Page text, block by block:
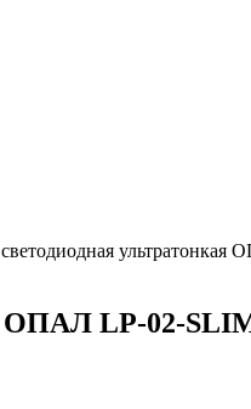
ОПАЛ LP-02-